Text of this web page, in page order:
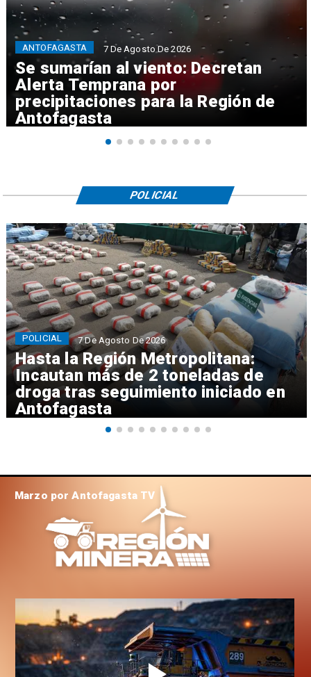
Se sumarían al viento: Decretan
Alerta Temprana por
precipitaciones para la Región de
Antofagasta
ANTOFAGASTA 7 De Agosto De 2026
Hasta la Región Metropolitana:
Incautan más de 2 toneladas de
droga tras seguimiento iniciado en
Antofagasta
POLICIAL 7 De Agosto De 2026
POLICIAL
Marzo por Antofagasta TV